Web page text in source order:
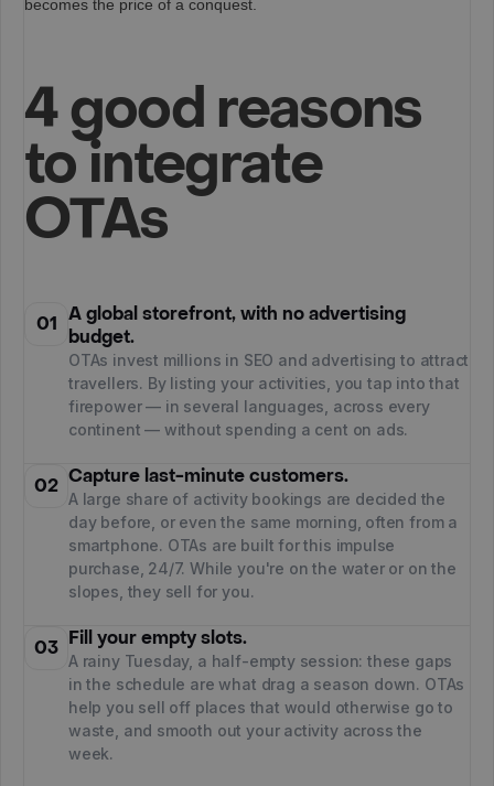
becomes the price of a conquest.
4 good reasons
to integrate
OTAs
01 A global storefront, with no advertising
budget.
OTAs invest millions in SEO and advertising to attract
travellers. By listing your activities, you tap into that
firepower — in several languages, across every
continent — without spending a cent on ads.
02 Capture last-minute customers.
A large share of activity bookings are decided the
day before, or even the same morning, often from a
smartphone. OTAs are built for this impulse
purchase, 24/7. While you're on the water or on the
slopes, they sell for you.
03 Fill your empty slots.
A rainy Tuesday, a half-empty session: these gaps
in the schedule are what drag a season down. OTAs
help you sell off places that would otherwise go to
waste, and smooth out your activity across the
week.